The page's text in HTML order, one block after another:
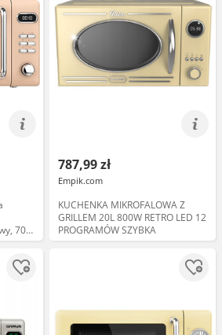
700
60
787,99 zł
Empik.com
KUCHENKA MIKROFALOWA Z
GRILLEM 20L 800W RETRO LED 12
PROGRAMÓW SZYBKA